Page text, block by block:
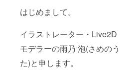
はじめまして。
イラストレーター・Live2D
モデラーの雨乃 泡(さめのう
た)と申します。